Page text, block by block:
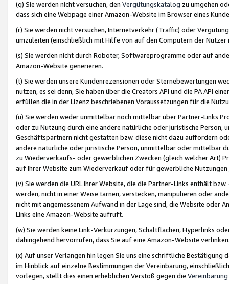
(q) Sie werden nicht versuchen, den Vergütungskatalog zu umgehen
dass sich eine Webpage einer Amazon-Website im Browser eines
(r) Sie werden nicht versuchen, Internetverkehr (Traffic) oder
umzuleiten (einschließlich mit Hilfe von auf den Computern der
(s) Sie werden nicht durch Roboter, Softwareprogramme oder auf
Amazon-Website generieren.
(t) Sie werden unsere Kundenrezensionen oder Sternebewertungen
nutzen, es sei denn, Sie haben über die Creators API und die PA API
erfüllen die in der Lizenz beschriebenen Voraussetzungen für die
(u) Sie werden weder unmittelbar noch mittelbar über Partner-Links
oder zu Nutzung durch eine andere natürliche oder juristische
Geschäftspartnern nicht gestatten bzw. diese nicht dazu auffordern
andere natürliche oder juristische Person, unmittelbar oder mittelbar
zu Wiederverkaufs- oder gewerblichen Zwecken (gleich welcher Art)
auf Ihrer Website zum Wiederverkauf oder für gewerbliche
(v) Sie werden die URL Ihrer Website, die die Partner-Links enthält
werden, nicht in einer Weise tarnen, verstecken, manipulieren oder
nicht mit angemessenem Aufwand in der Lage sind, die Website oder
Links eine Amazon-Website aufruft.
(w) Sie werden keine Link-Verkürzungen, Schaltflächen, Hyperlinks
dahingehend hervorrufen, dass Sie auf eine Amazon-Website
(x) Auf unser Verlangen hin legen Sie uns eine schriftliche
im Hinblick auf einzelne Bestimmungen der Vereinbarung,
vorlegen, stellt dies einen erheblichen Verstoß gegen die Vereinbarung